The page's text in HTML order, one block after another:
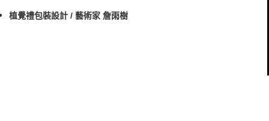
植覺禮包裝設計 / 藝術家 詹雨樹